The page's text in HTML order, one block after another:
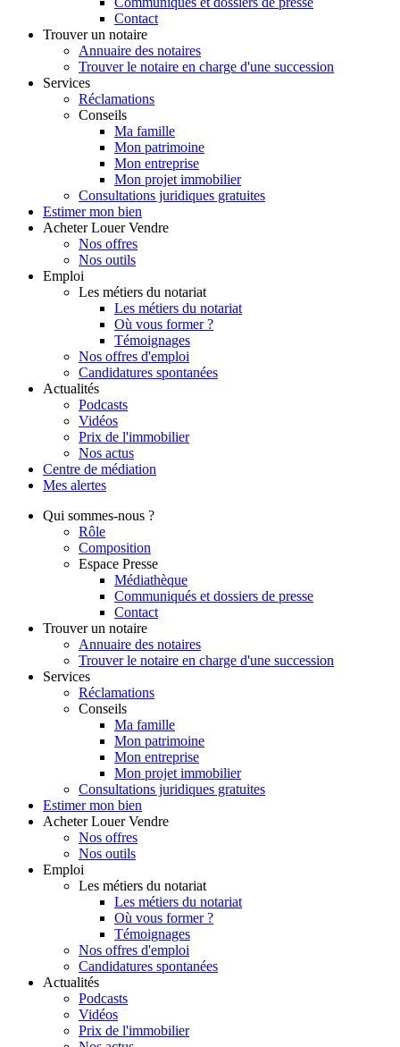
Contact
Trouver un notaire
Annuaire des notaires
Trouver le notaire en charge d'une succession
Services
Réclamations
Conseils
Ma famille
Mon patrimoine
Mon entreprise
Mon projet immobilier
Consultations juridiques gratuites
Estimer mon bien
Acheter Louer Vendre
Nos offres
Nos outils
Emploi
Les métiers du notariat
Les métiers du notariat
Où vous former ?
Témoignages
Nos offres d'emploi
Candidatures spontanées
Actualités
Podcasts
Vidéos
Prix de l'immobilier
Nos actus
Centre de médiation
Mes alertes
Qui sommes-nous ?
Rôle
Composition
Espace Presse
Médiathèque
Communiqués et dossiers de presse
Contact
Trouver un notaire
Annuaire des notaires
Trouver le notaire en charge d'une succession
Services
Réclamations
Conseils
Ma famille
Mon patrimoine
Mon entreprise
Mon projet immobilier
Consultations juridiques gratuites
Estimer mon bien
Acheter Louer Vendre
Nos offres
Nos outils
Emploi
Les métiers du notariat
Les métiers du notariat
Où vous former ?
Témoignages
Nos offres d'emploi
Candidatures spontanées
Actualités
Podcasts
Vidéos
Prix de l'immobilier